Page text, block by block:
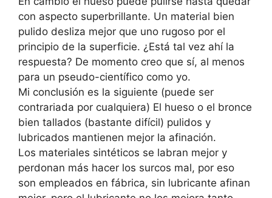
con aspecto superbrillante. Un material bien
pulido desliza mejor que uno rugoso por el
principio de la superficie. ¿Está tal vez ahí la
respuesta? De momento creo que sí, al menos
para un pseudo-científico como yo.
Mi conclusión es la siguiente (puede ser
contrariada por cualquiera) El hueso o el bronce
bien tallados (bastante difícil) pulidos y
lubricados mantienen mejor la afinación.
Los materiales sintéticos se labran mejor y
perdonan más hacer los surcos mal, por eso
son empleados en fábrica, sin lubricante afinan